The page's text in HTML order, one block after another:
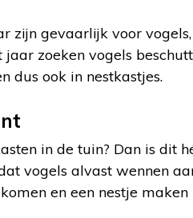
zijn gevaarlijk voor
zoeken vogels
dus ook in nestkastjes.
in de tuin? Dan is dit
vogels alvast wennen
en een nestje